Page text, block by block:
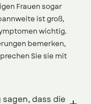
Frauen sogar
ist groß,
wichtig.
bemerken,
Sie sie mit
dass die